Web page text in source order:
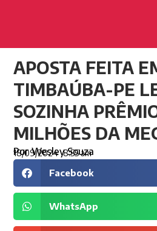
APOSTA FEITA
TIMBAÚBA-PE
SOZINHA
MILHÕES DA
PorWesley Souza
18/09/2024 8:55 am
Facebook
WhatsApp